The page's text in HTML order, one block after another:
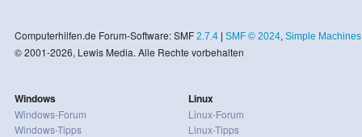
Computerhilfen.de Forum-Software: SMF 2.7.4| SMF © 2024, Simple Machines
© 2001-2026, Lewis Media. Alle Rechte vorbehalten
Windows
Windows-Forum
Windows-Tipps
Linux
Linux-Forum
Linux-Tipps